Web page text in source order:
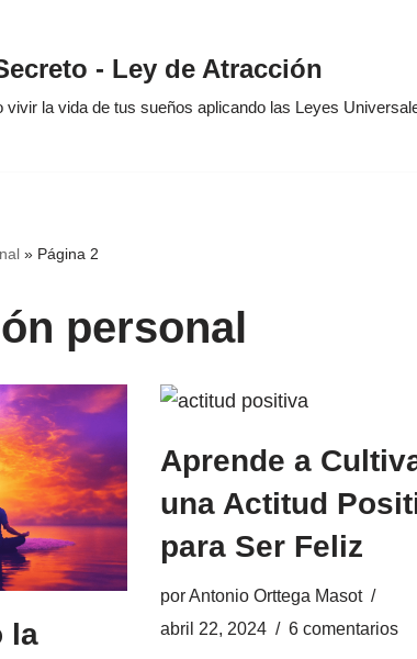
- Ley de Atracción
vivir la vida de tus sueños aplicando las Leyes
» Página 2
personal
la
Aprende a
una Actitud
para Ser Feliz
porAntonio Orttega Masot
abril 22, 2024
6 comentarios